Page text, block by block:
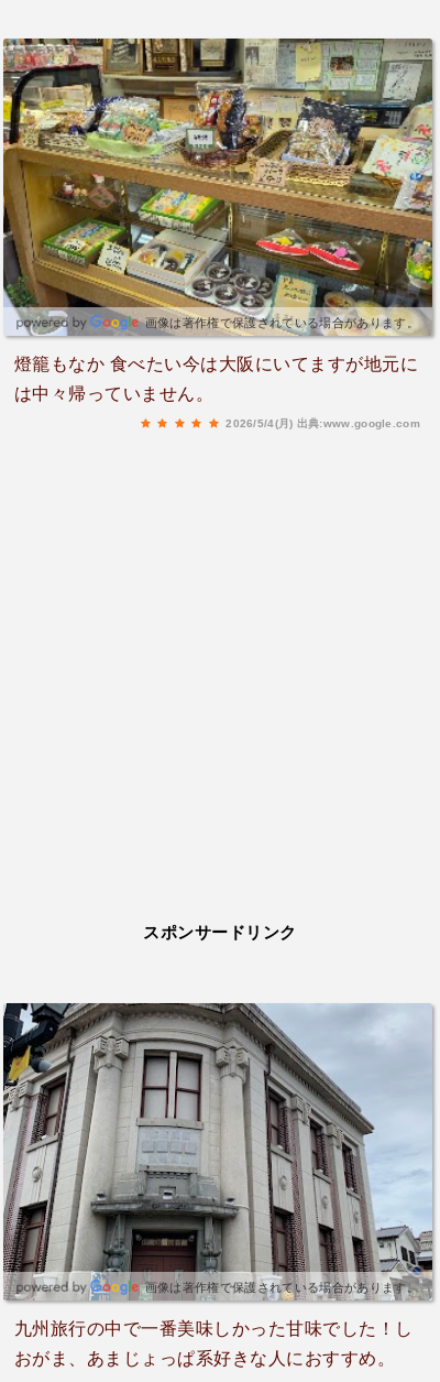
画像は著作権で保護されている場合があります。
燈籠もなか 食べたい今は大阪にいてますが地元に
は中々帰っていません。
2026/5/4(月) 出典:www.google.com
スポンサードリンク
画像は著作権で保護されている場合があります。
九州旅行の中で一番美味しかった甘味でした！し
おがま、あまじょっぱ系好きな人におすすめ。